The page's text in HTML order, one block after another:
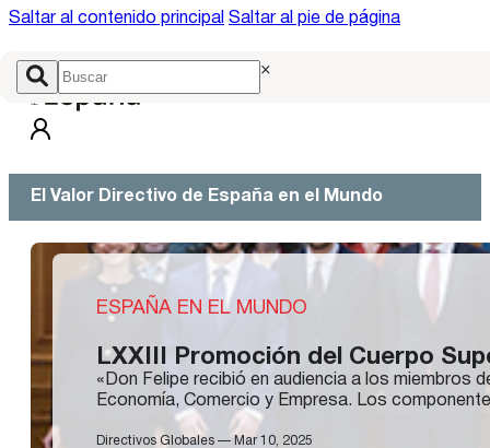
Saltar al contenido principal Saltar al pie de página
×
El Valor Directivo de España en el Mundo
ESPAÑA EN EL MUNDO
LXXIII Promoción del Cuerpo
«Don Felipe recibió en audiencia a los miembros
Economía, Comercio y Empresa. Los
Directivos Globales — Mar 10, 2025